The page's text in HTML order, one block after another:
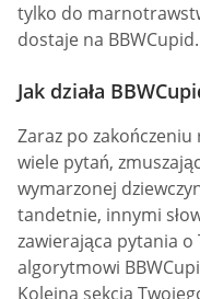
tylko do
dostaje na BBWCupid.
Jak działa
Zaraz po zakończeniu
wiele pytań,
wymarzonej
tandetnie, innymi
zawierająca pytania
algorytmowi
Kolejna sekcja